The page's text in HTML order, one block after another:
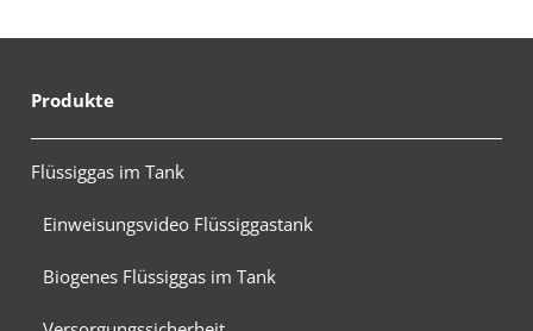
Produkte
Flüssiggas im Tank
Einweisungsvideo Flüssiggastank
Biogenes Flüssiggas im Tank